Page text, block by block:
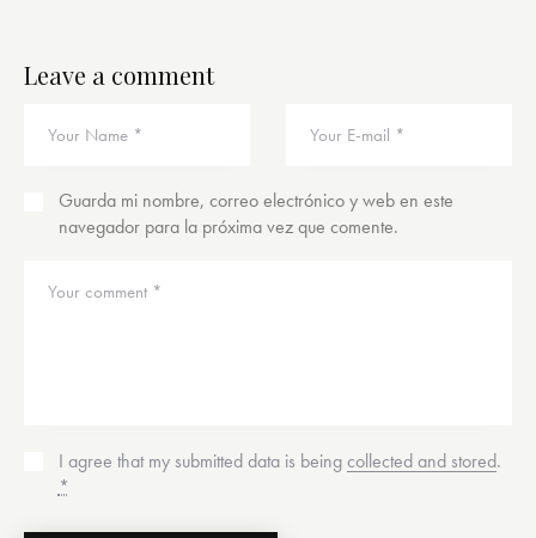
Leave a comment
Guarda mi nombre, correo electrónico y web en este
navegador para la próxima vez que comente.
I agree that my submitted data is beingcollected and stored.
*